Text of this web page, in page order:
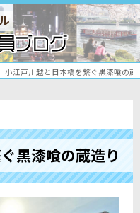
小江戸川越と日本橋を繋ぐ黒漆喰の蔵
黒漆喰の蔵造り